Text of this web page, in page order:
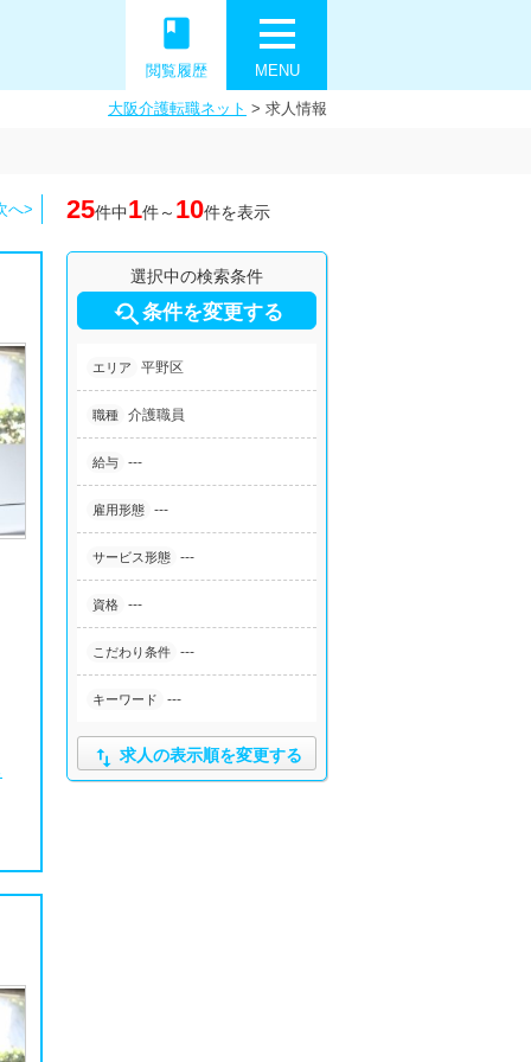
MENU
book
閲覧履歴
大阪介護転職ネット > 求人情報
25件中1件～ 10件を表示
へ>
選択中の検索条件
条件を変更する
エリア 平野区
職種 介護職員
給与 ---
雇用形態 ---
サービス形態 ---
資格 ---
こだわり条件 ---
キーワード ---
 求人の表示順を変更する